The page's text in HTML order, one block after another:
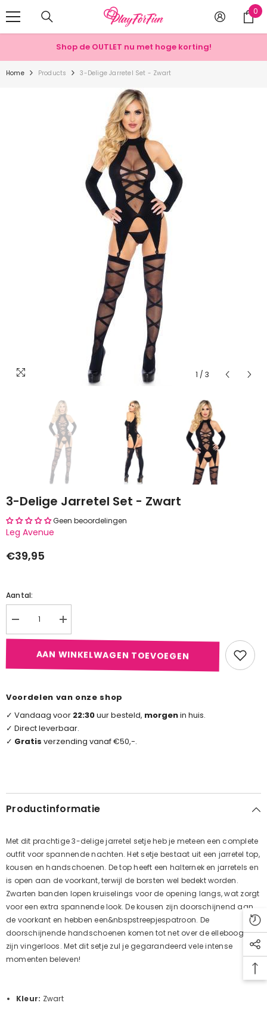
0
0
Shop de OUTLET nu met hoge korting!
Home Products 3-Delige Jarretel Set - Zwart
1 / 3
3-Delige Jarretel Set - Zwart
Geen beoordelingen
Leg Avenue
€39,95
Aantal:
verlagen
voor
Jarretel
Zwart
Aantal
verhogen
voor
3-
delige
Jarretel
Zwart
AAN WINKELWAGEN TOEVOEGEN
Voordelen van onze shop
✓ Vandaag voor 22:30uur besteld, morgenin huis.
✓ Direct leverbaar.
✓ Gratis verzending vanaf €50,-.
Productinformatie
Met dit prachtige 3-delige jarretel setje heb je meteen een complete
outfit voor spannende nachten. Het setje bestaat uit een jarretel top,
kousen en handschoenen. De top heeft een halternek en jarretels en
is open aan de voorkant, terwijl de borsten wel bedekt worden.
Zwarten banden lopen kruiselings voor de opening langs, wat zorgt
voor een extra spannende look. De kousen zijn doorschijnend aan
de voorkant en hebben een&nbspstreepjespatroon. De
doorschijnende handschoenen komen tot net over de elleboog en
zijn vingerloos. Met dit setje zul je gegarandeerd vele intense
momenten beleven!
Kleur: Zwart